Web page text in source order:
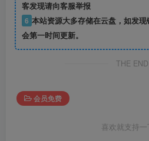
客发现请向客服举报
6 本站资源大多存储在云盘，如发
会第一时间更新。
THE END
会员免费
喜欢就支持